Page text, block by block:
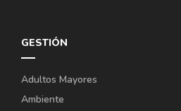
GESTIÓN
Adultos Mayores
Ambiente